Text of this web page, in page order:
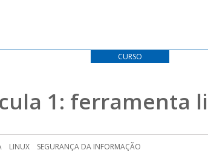
CURSO
1: ferramenta
LINUX SEGURANÇA DA INFORMAÇÃO